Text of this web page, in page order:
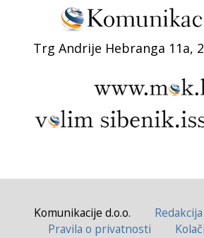
Trg Andrije Hebranga 11a,
Komunikacije d.o.o. Redakcija
Pravila o privatnosti